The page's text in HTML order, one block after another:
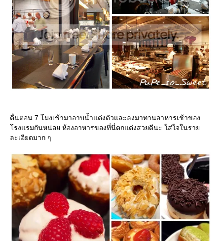
ตื่นตอน 7 โมงเช้ามาอาบน้ำแต่งตัวและลงมาทานอาหารเช้าของ
รงแรมกันหน่อย ห้องอาหารของที่นี่ตกแต่งสวยดีนะ ใส่ใจในรา
ละเอียดมาก ๆ